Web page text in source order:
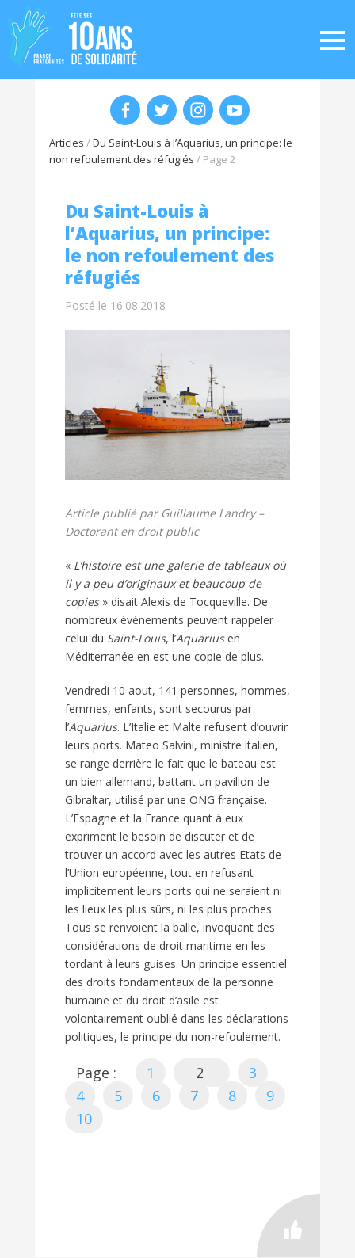
Articles /Du Saint-Louis à l’Aquarius, un principe: le
non refoulement des réfugiés / Page 2
Du Saint-Louis à
l’Aquarius, un principe:
le non refoulement des
réfugiés
Posté le 16.08.2018
Article publié par Guillaume Landry –
Doctorant en droit public
« L’histoire est une galerie de tableaux où
il y a peu d’originaux et beaucoup de
copies » disait Alexis de Tocqueville. De
nombreux évènements peuvent rappeler
celui du Saint-Louis, l’Aquariusen
Méditerranée en est une copie de plus.
Vendredi 10 aout, 141 personnes, hommes,
femmes, enfants, sont secourus par
l’Aquarius. L’Italie et Malte refusent d’ouvrir
leurs ports. Mateo Salvini, ministre italien,
se range derrière le fait que le bateau est
un bien allemand, battant un pavillon de
Gibraltar, utilisé par une ONG française.
L’Espagne et la France quant à eux
expriment le besoin de discuter et de
trouver un accord avec les autres Etats de
l’Union européenne, tout en refusant
implicitement leurs ports qui ne seraient ni
les lieux les plus sûrs, ni les plus proches.
Tous se renvoient la balle, invoquant des
considérations de droit maritime en les
tordant à leurs guises. Un principe essentiel
des droits fondamentaux de la personne
humaine et du droit d’asile est
volontairement oublié dans les déclarations
politiques, le principe du non-refoulement.
Page : 1 2
3
4
5 6 7 8
9
10